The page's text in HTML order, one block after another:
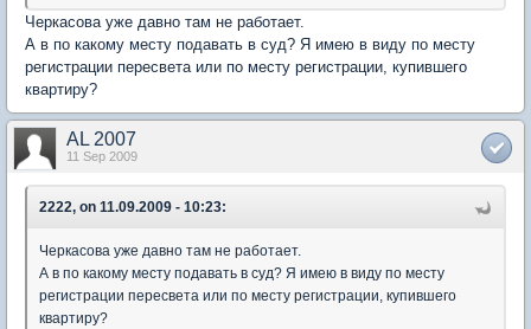
Черкасова уже давно там не работает.
А в по какому месту подавать в суд? Я имею в виду по месту
регистрации пересвета или по месту регистрации, купившего
квартиру?
AL 2007
11 Sep 2009
2222, on 11.09.2009 - 10:23:
Черкасова уже давно там не работает.
А в по какому месту подавать в суд? Я имею в виду по месту
регистрации пересвета или по месту регистрации, купившего
квартиру?